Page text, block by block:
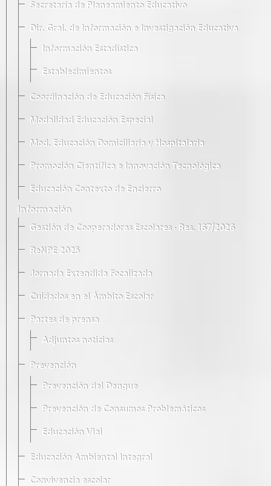
Secretaría de Planeamiento Educativo
Dir. Gral. de Información e Investigación Educativa
Información Estadística
Establecimientos
Coordinación de Educación Física
Modalidad Educación Especial
Mod. Educación Domiciliaria y Hospitalaria
Promoción Científica e Innovación Tecnológica
Educación Contexto de Encierro
Información
Gestión de Cooperadoras Escolares · Res. 167/2026
ReNPE 2025
Jornada Extendida Focalizada
Cuidados en el Ámbito Escolar
Partes de prensa
Adjuntos noticias
Prevención
Prevención del Dengue
Prevención de Consumos Problemáticos
Educación Vial
Educación Ambiental Integral
Convivencia escolar